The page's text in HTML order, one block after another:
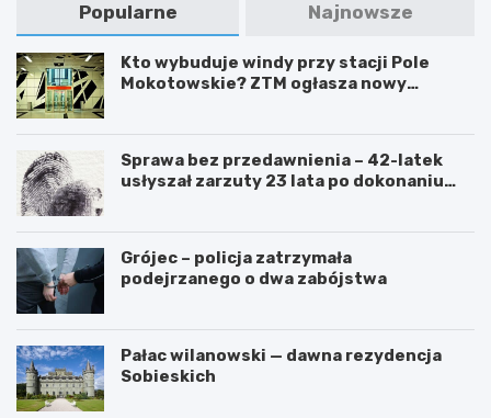
Popularne Najnowsze
Kto wybuduje windy przy stacji Pole
Mokotowskie? ZTM ogłasza nowy
Sprawa bez przedawnienia – 42-latek
usłyszał zarzuty 23 lata po dokonaniu
Grójec – policja zatrzymała
podejrzanego o dwa zabójstwa
Pałac wilanowski — dawna rezydencja
Sobieskich